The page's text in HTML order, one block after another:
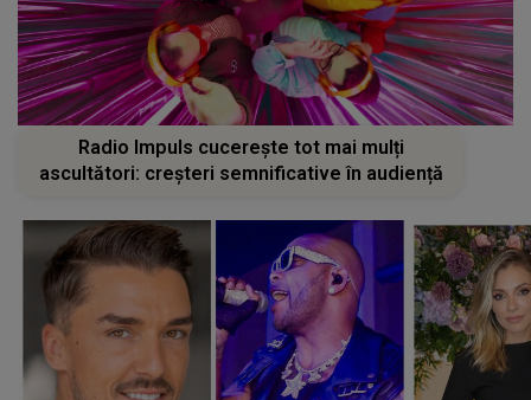
Radio Impuls cucerește tot mai mulți
ascultători: creșteri semnificative în audiență